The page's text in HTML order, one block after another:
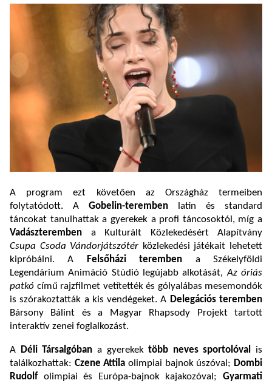
A program ezt követően az Országház termeiben
folytatódott. A Gobelin-teremben latin és standard
táncokat tanulhattak a gyerekek a profi táncosoktól, míg a
Vadászteremben a Kulturált Közlekedésért Alapítvány
Csupa Csoda Vándorjátszótér közlekedési játékait lehetett
kipróbálni. A
Felsőházi teremben a Székelyföldi
Legendárium Animáció Stúdió legújabb alkotását,Az óriás
patkó című rajzfilmet vetítették és gólyalábas mesemondók
is szórakoztatták a kis vendégeket. A Delegációs teremben
Bársony Bálint és a Magyar Rhapsody Projekt tartott
interaktív zenei foglalkozást.
A Déli Társalgóban a gyerekektöbb neves sportolóval
is
találkozhattak: Czene Attila olimpiai bajnok úszóval; Dombi
Rudolfolimpiai és Európa-bajnok kajakozóval; Gyarmati